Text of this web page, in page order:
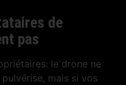
de
pas
le drone ne
mais si vos